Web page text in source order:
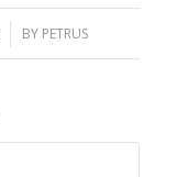
BY PETRUS